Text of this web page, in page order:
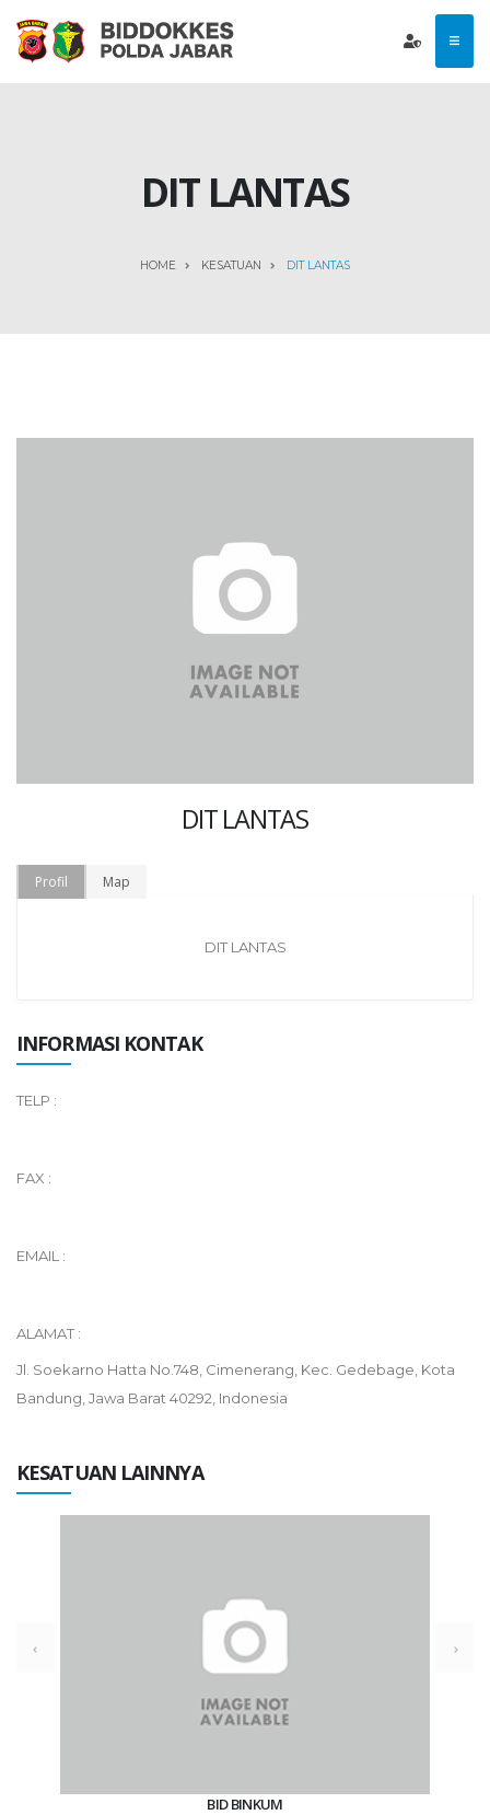
DIT LANTAS
HOME KESATUAN DIT LANTAS
DIT LANTAS
Profil Map
DIT LANTAS
INFORMASI KONTAK
TELP :
FAX :
EMAIL :
ALAMAT :
Jl. Soekarno Hatta No.748, Cimenerang, Kec. Gedebage, Kota
Bandung, Jawa Barat 40292, Indonesia
KESATUAN LAINNYA
BID BINKUM